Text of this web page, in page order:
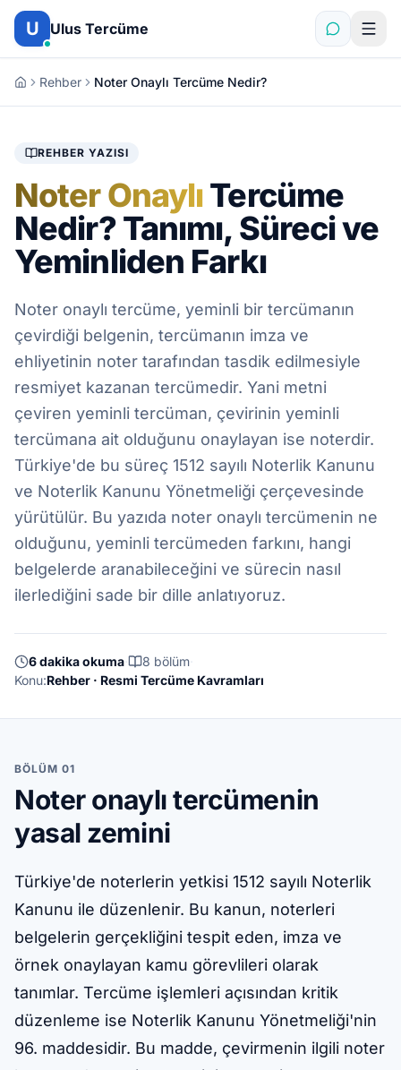
İçeriğe atla
U Ulus Tercüme
Rehber Noter Onaylı Tercüme Nedir?
REHBER YAZISI
Noter OnaylıTercüme
Nedir? Tanımı, Süreci ve
Yeminliden Farkı
Noter onaylı tercüme, yeminli bir tercümanın
çevirdiği belgenin, tercümanın imza ve
ehliyetinin noter tarafından tasdik edilmesiyle
resmiyet kazanan tercümedir. Yani metni
çeviren yeminli tercüman, çevirinin yeminli
tercümana ait olduğunu onaylayan ise noterdir.
Türkiye'de bu süreç 1512 sayılı Noterlik Kanunu
ve Noterlik Kanunu Yönetmeliği çerçevesinde
yürütülür. Bu yazıda noter onaylı tercümenin ne
olduğunu, yeminli tercümeden farkını, hangi
belgelerde aranabileceğini ve sürecin nasıl
ilerlediğini sade bir dille anlatıyoruz.
6 dakika okuma 8 bölüm
Konu:Rehber · Resmi Tercüme Kavramları
BÖLÜM 01
Noter onaylı tercümenin
yasal zemini
Türkiye'de noterlerin yetkisi 1512 sayılı Noterlik
Kanunu ile düzenlenir. Bu kanun, noterleri
belgelerin gerçekliğini tespit eden, imza ve
örnek onaylayan kamu görevlileri olarak
tanımlar. Tercüme işlemleri açısından kritik
düzenleme ise Noterlik Kanunu Yönetmeliği'nin
96. maddesidir. Bu madde, çevirmenin ilgili noter